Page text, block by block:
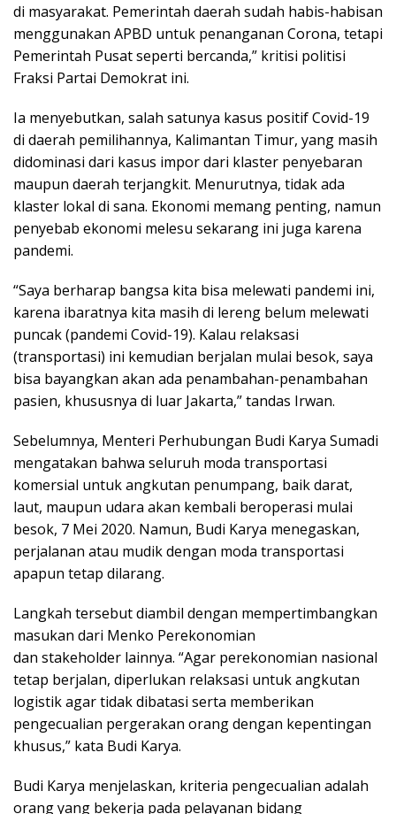
di masyarakat. Pemerintah daerah sudah habis-habisan
menggunakan APBD untuk penanganan Corona, tetapi
Pemerintah Pusat seperti bercanda,” kritisi politisi
Fraksi Partai Demokrat ini.
Ia menyebutkan, salah satunya kasus positif Covid-19
di daerah pemilihannya, Kalimantan Timur, yang masih
didominasi dari kasus impor dari klaster penyebaran
maupun daerah terjangkit. Menurutnya, tidak ada
klaster lokal di sana. Ekonomi memang penting, namun
penyebab ekonomi melesu sekarang ini juga karena
pandemi.
“Saya berharap bangsa kita bisa melewati pandemi ini,
karena ibaratnya kita masih di lereng belum melewati
puncak (pandemi Covid-19). Kalau relaksasi
(transportasi) ini kemudian berjalan mulai besok, saya
bisa bayangkan akan ada penambahan-penambahan
pasien, khususnya di luar Jakarta,” tandas Irwan.
Sebelumnya, Menteri Perhubungan Budi Karya Sumadi
mengatakan bahwa seluruh moda transportasi
komersial untuk angkutan penumpang, baik darat,
laut, maupun udara akan kembali beroperasi mulai
besok, 7 Mei 2020. Namun, Budi Karya menegaskan,
perjalanan atau mudik dengan moda transportasi
apapun tetap dilarang.
Langkah tersebut diambil dengan mempertimbangkan
masukan dari Menko Perekonomian
dan stakeholder lainnya. “Agar perekonomian nasional
tetap berjalan, diperlukan relaksasi untuk angkutan
logistik agar tidak dibatasi serta memberikan
pengecualian pergerakan orang dengan kepentingan
khusus,” kata Budi Karya.
Budi Karya menjelaskan, kriteria pengecualian adalah
orang yang bekerja pada pelayanan bidang